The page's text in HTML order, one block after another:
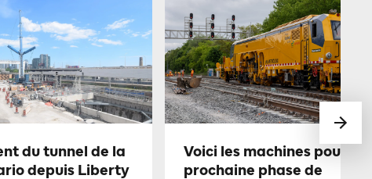
du tunnel de la
depuis Liberty
Voici les machines pour la
prochaine phase de